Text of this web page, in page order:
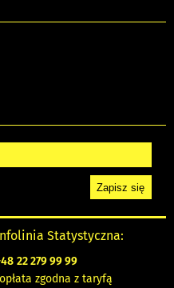
Statystyczna:
22 279 99 99
zgodna z taryfą